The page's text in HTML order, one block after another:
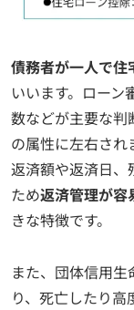
債務者が一人で住
いいます。ロー
数などが主要な判
の属性に左右され
返済額や返済日、
ため返済管理が容
きな特徴です。
また、団体信用
り、死亡したり